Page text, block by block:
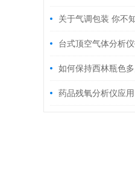
何实时破译 - 色多多在
IMachine
关于气调包装 你不
台式顶空气体分析
南 如何保持西林瓶色
良好工作状态？
药品残氧分析仪应用